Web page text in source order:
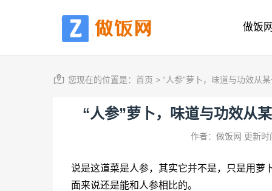
做饭
您现在的位置是： 首页 > “人参”萝卜，味道与功效从
“人参”萝卜，味道与功效从
作者：做饭网 更新
说是这道菜是人参，其实它并不是，只是用萝
面来说还是能和人参相比的。